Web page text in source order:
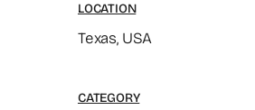
LOCATION
Texas, USA
CATEGORY